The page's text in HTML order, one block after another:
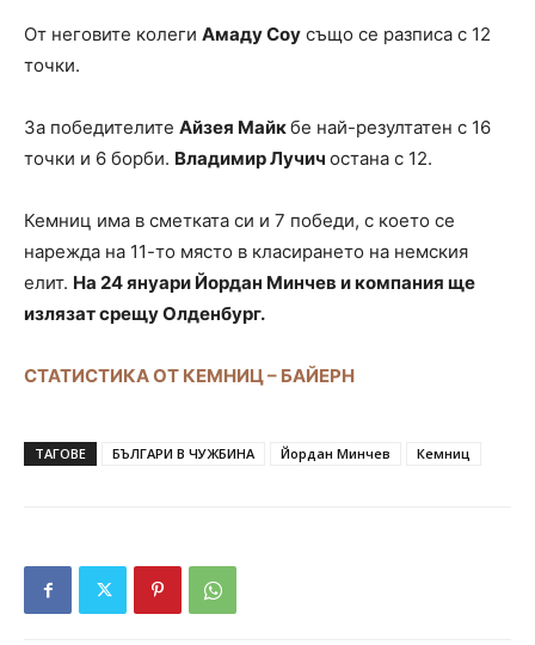
От неговите колеги Амаду Соу също се разписа с 12
точки.
За победителите Айзея Майкбе най-резултатен с 16
точки и 6 борби. Владимир Лучич остана с 12.
Кемниц има в сметката си и 7 победи, с което се
нарежда на 11-то място в класирането на немския
елит. На 24 януари Йордан Минчев и компания ще
излязат срещу Олденбург.
СТАТИСТИКА ОТ КЕМНИЦ – БАЙЕРН
ТАГОВЕ БЪЛГАРИ В ЧУЖБИНА Йордан Минчев Кемниц